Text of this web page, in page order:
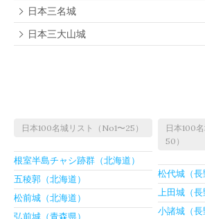
日本三名城
日本三大山城
日本100名城リスト（No1〜25）
根室半島チャシ跡群（北海道）
五稜郭（北海道）
松前城（北海道）
弘前城（青森県）
日本100
50）
松代城（長
上田城（長
小諸城（長